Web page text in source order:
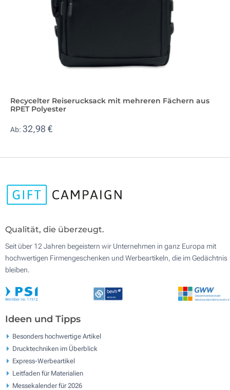
Recycelter Reiserucksack mit mehreren Fächern aus
RPET Polyester
Ab: 32,98 €
Qualität, die überzeugt.
Seit über 12 Jahren begeistern wir Unternehmen in ganz Europa mit
hochwertigen Firmengeschenken und Werbeartikeln, die im Gedächtnis
bleiben.
Ideen und Tipps
Besonders hochwertige Artikel
Drucktechniken im Überblick
Express-Werbeartikel
Leitfaden für Materialien
Messekalender für 2026